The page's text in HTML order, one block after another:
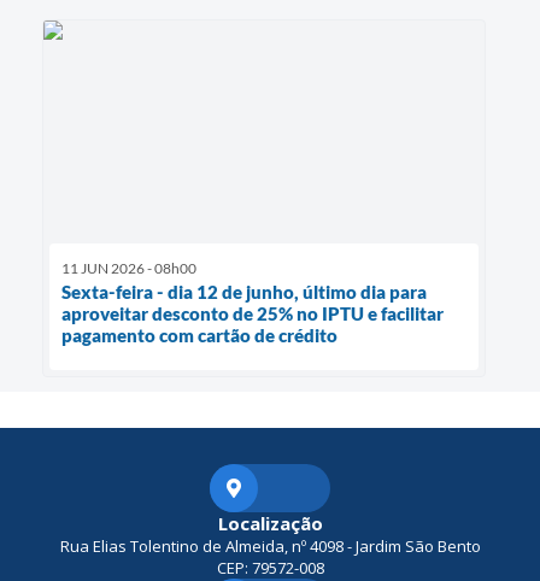
11 JUN 2026 - 08h00
Sexta-feira - dia 12 de junho, último dia para
aproveitar desconto de 25% no IPTU e facilitar
pagamento com cartão de crédito
Localização
Rua Elias Tolentino de Almeida, nº 4098 - Jardim São Bento
CEP: 79572-008